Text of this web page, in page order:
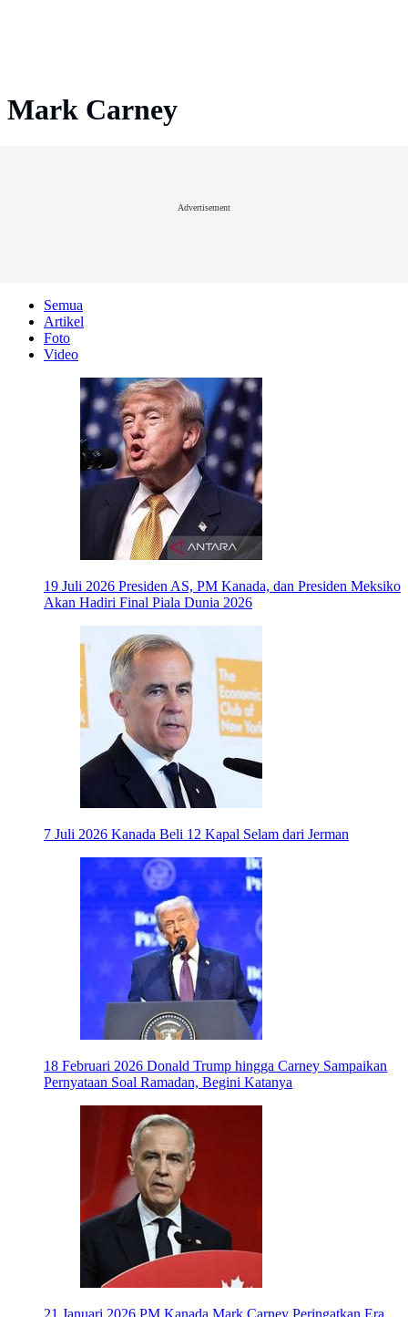
Mark Carney
Advertisement
Semua
Artikel
Foto
Video
19 Juli 2026 Presiden AS, PM Kanada, dan Presiden Meksiko
Akan Hadiri Final Piala Dunia 2026
7 Juli 2026 Kanada Beli 12 Kapal Selam dari Jerman
18 Februari 2026 Donald Trump hingga Carney Sampaikan
Pernyataan Soal Ramadan, Begini Katanya